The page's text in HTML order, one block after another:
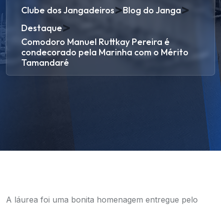
Clube dos Jangadeiros>Blog do Janga>
Destaque>
Comodoro Manuel Ruttkay Pereira é
condecorado pela Marinha com o Mérito
Tamandaré
A láurea foi uma bonita homenagem entregue pelo